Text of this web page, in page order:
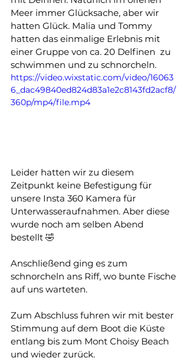
Meer immer Glücksache, aber wir
hatten Glück. Malia und Tommy
hatten das einmalige Erlebnis mit
einer Gruppe von ca. 20 Delfinen  zu
schwimmen und zu schnorcheln.
https://video.wixstatic.com/video/16063
6_dac49840ed824d83a1e2c8143fd2acf8/
360p/mp4/file.mp4
Leider hatten wir zu diesem
Zeitpunkt keine Befestigung für
unsere Insta 360 Kamera für
Unterwasseraufnahmen. Aber diese
wurde noch am selben Abend
bestellt 🤣
Anschließend ging es zum
schnorcheln ans Riff, wo bunte Fische
auf uns warteten.
Zum Abschluss fuhren wir mit bester
Stimmung auf dem Boot die Küste
entlang bis zum Mont Choisy Beach
und wieder zurück.